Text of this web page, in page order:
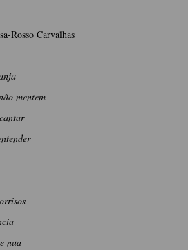
Rosso Carvalhas
mentem
nua